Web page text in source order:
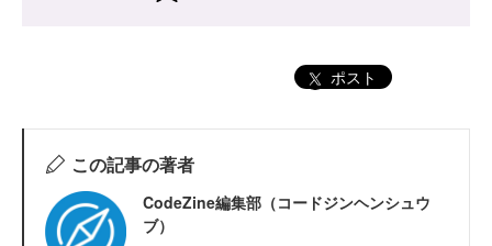
ポスト
この記事の著者
CodeZine編集部（コードジンヘンシュウ
ブ）